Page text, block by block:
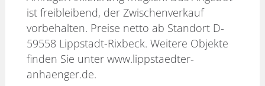
ist freibleibend, der Zwischenverkauf
vorbehalten. Preise netto ab Standort D-
59558 Lippstadt-Rixbeck. Weitere Objekte
finden Sie unter www.lippstaedter-
anhaenger.de.